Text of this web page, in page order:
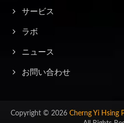
サービス
ラボ
ニュース
お問い合わせ
Copyright © 2026 Cherng Yi Hsing